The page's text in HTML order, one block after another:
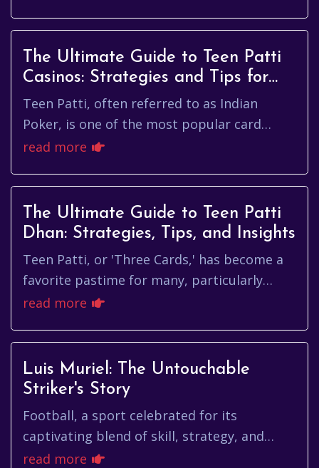
The Ultimate Guide to Teen Patti
Casinos: Strategies and Tips for
Winning Big
Teen Patti, often referred to as Indian
Poker, is one of the most popular card
games in India and has gained immense
read more
The Ultimate Guide to Teen Patti
Dhan: Strategies, Tips, and Insights
Teen Patti, or 'Three Cards,' has become a
favorite pastime for many, particularly
among the youth of India. One variant that
read more
Luis Muriel: The Untouchable
Striker's Story
Football, a sport celebrated for its
captivating blend of skill, strategy, and
unwavering passion, constantly unveils
read more